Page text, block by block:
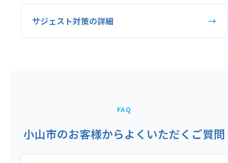
サジェスト対策の詳細 →
FAQ
小山市のお客様からよくいただくご質問